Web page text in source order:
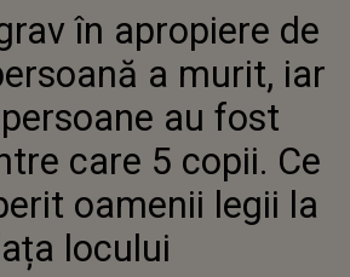
A MURIT, IAR ALTE 11
AU FOST RĂNITE, PRINTRE
5 COPII. CE AU DESCOPERIT OAMENII
LA FAȚA LOCULUI
în apropiere de
a murit, iar
au fost
care 5 copii. Ce
oamenii legii la
locului